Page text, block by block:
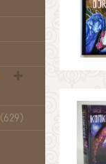
(629)